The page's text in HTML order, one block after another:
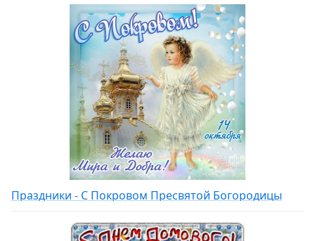
Праздники - С Покровом Пресвятой Богородицы